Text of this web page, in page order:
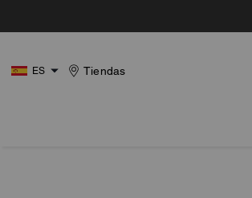
ES Tiendas